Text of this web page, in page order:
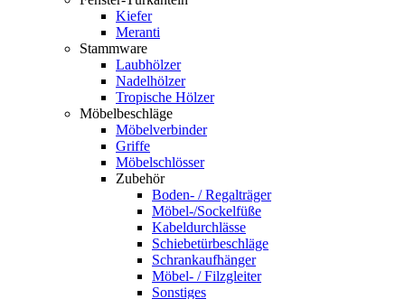
Kiefer
Meranti
Stammware
Laubhölzer
Nadelhölzer
Tropische Hölzer
Möbelbeschläge
Möbelverbinder
Griffe
Möbelschlösser
Zubehör
Boden- / Regalträger
Möbel-/Sockelfüße
Kabeldurchlässe
Schiebetürbeschläge
Schrankaufhänger
Möbel- / Filzgleiter
Sonstiges